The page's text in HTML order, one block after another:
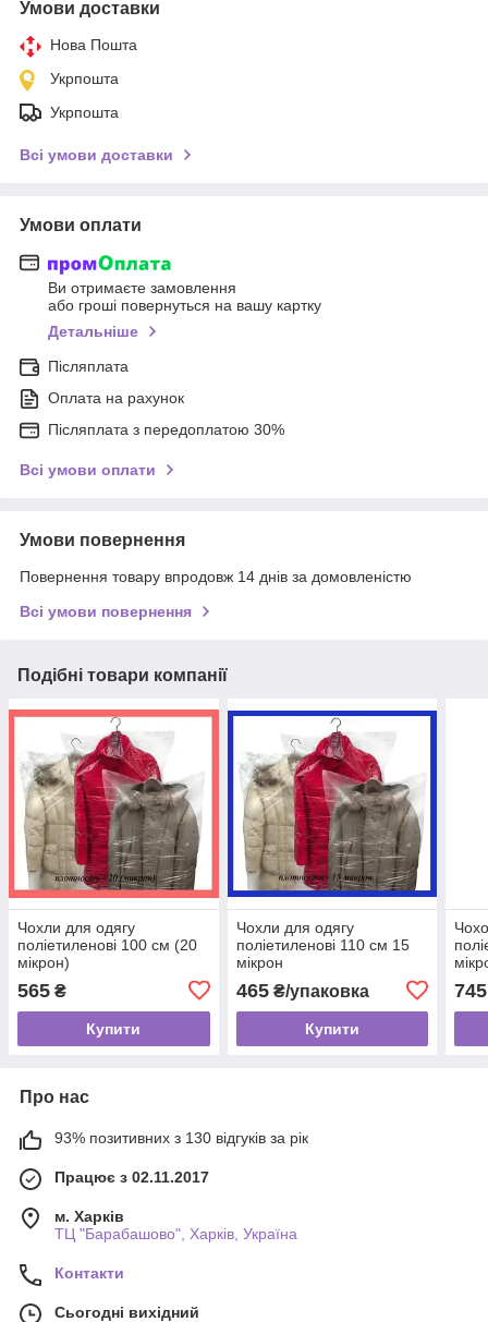
Умови доставки
Нова Пошта
Укрпошта
Укрпошта
Всі умови доставки
Умови оплати
Ви отримаєте замовлення
або гроші повернуться на вашу картку
Детальніше
Післяплата
Оплата на рахунок
Післяплата з передоплатою 30%
Всі умови оплати
Умови повернення
Повернення товару впродовж 14 днів за домовленістю
Всі умови повернення
Подібні товари компанії
Чохли для одягу
поліетиленові 100 см (20
мікрон)
565 ₴
Купити
Чохли для одягу
поліетиленові 110 см 15
мікрон
465₴/упаковка
Купити
745
Про нас
93% позитивних з 130 відгуків за рік
Працює з 02.11.2017
м. Харків
ТЦ "Барабашово", Харків, Україна
Контакти
Сьогодні вихідний